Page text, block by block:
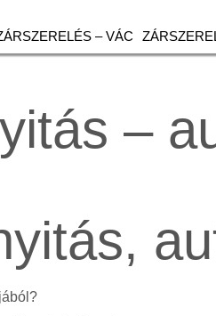
– VÁC
–